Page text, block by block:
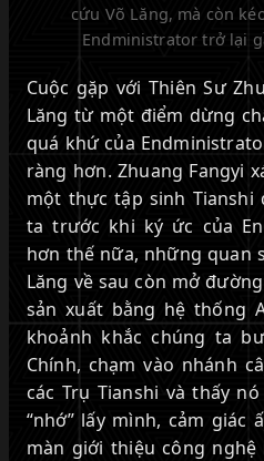
cứu Võ Lăng, mà còn
Endministrator trở lại
Cuộc gặp với Thiên Sư
Lăng từ một điểm dừng
quá khứ của
ràng hơn. Zhuang Fangyi
một thực tập sinh Tianshi
ta trước khi ký ức của
hơn thế nữa, những quan
Lăng về sau còn mở
sản xuất bằng hệ thống
khoảnh khắc chúng ta
Chính, chạm vào nhánh
các Trụ Tianshi và thấy
“nhớ” lấy mình, cảm giác
màn giới thiệu công